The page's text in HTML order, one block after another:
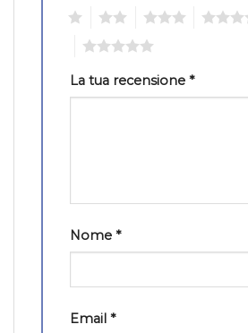
La tua recensione *
Nome *
Email *